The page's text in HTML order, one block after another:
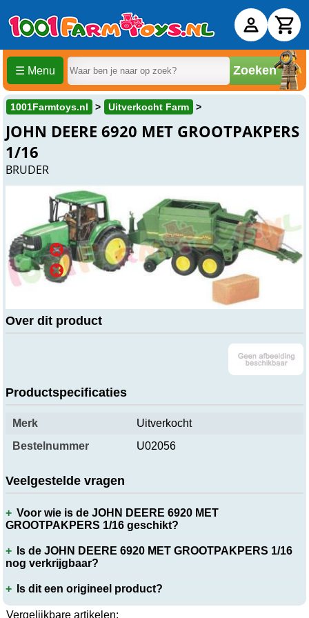
☰ Menu Zoeken
1001Farmtoys.nl Uitverkocht Farm
JOHN DEERE 6920 MET GROOTPAKPERS
1/16
BRUDER
Uitverkocht
Online
Uitverkocht
Winkel
Beesd
Uitverkocht
Over dit product
Productspecificaties
Merk
Uitverkocht
Bestelnummer
U02056
Veelgestelde vragen
Voor wie is de JOHN DEERE 6920 MET
GROOTPAKPERS 1/16 geschikt?
Is de JOHN DEERE 6920 MET GROOTPAKPERS 1/16
nog verkrijgbaar?
Is dit een origineel product?
Vergelijkbare artikelen: